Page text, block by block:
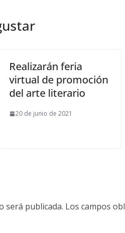
Realizarán feria
virtual de promoción
del arte literario
20 de junio de 2021
será publicada. Los campos